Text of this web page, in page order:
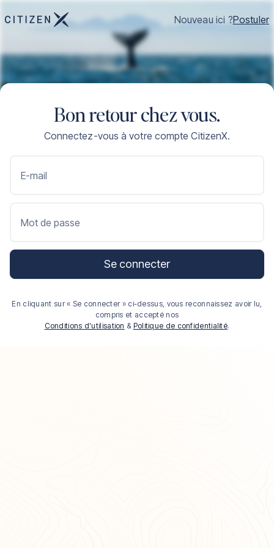
Nouveau ici ?Postuler
Bon retour chez vous.
Connectez-vous à votre compte CitizenX.
E-mail
Mot de passe
Se connecter
En cliquant sur « Se connecter » ci-dessus, vous reconnaissez avoir lu,
compris et accepté nos
Conditions d'utilisation & Politique de confidentialité.